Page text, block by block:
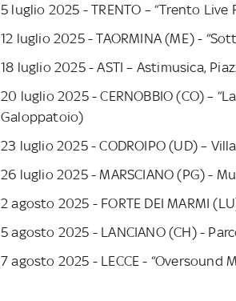
5 luglio 2025 - TRENTO – “Trento Live
12 luglio 2025 - TAORMINA (ME) -
18 luglio 2025 - ASTI – Astimusica,
20 luglio 2025 - CERNOBBIO (CO) –
Galoppatoio)
23 luglio 2025 - CODROIPO (UD) –
26 luglio 2025 - MARSCIANO (PG) -
2 agosto 2025 - FORTE DEI MARMI
5 agosto 2025 - LANCIANO (CH) -
7 agosto 2025 - LECCE - “Oversound